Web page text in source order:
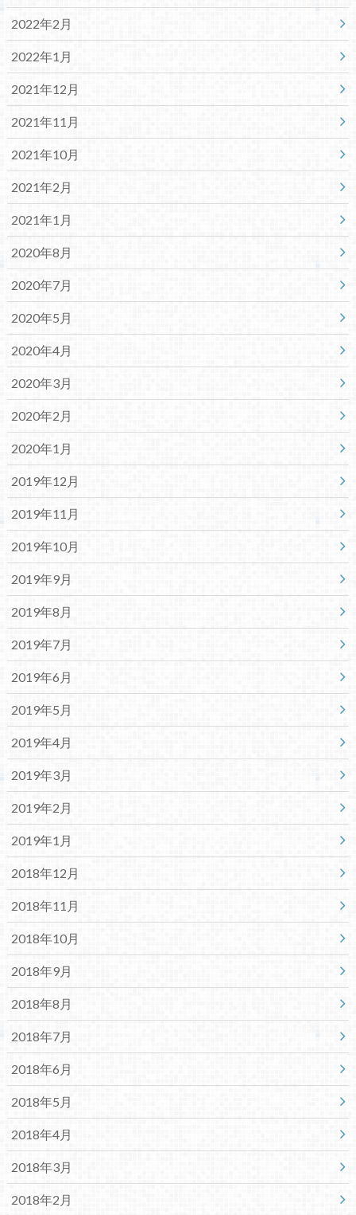
2022年2月
2022年1月
2021年12月
2021年11月
2021年10月
2021年2月
2021年1月
2020年8月
2020年7月
2020年5月
2020年4月
2020年3月
2020年2月
2020年1月
2019年12月
2019年11月
2019年10月
2019年9月
2019年8月
2019年7月
2019年6月
2019年5月
2019年4月
2019年3月
2019年2月
2019年1月
2018年12月
2018年11月
2018年10月
2018年9月
2018年8月
2018年7月
2018年6月
2018年5月
2018年4月
2018年3月
2018年2月